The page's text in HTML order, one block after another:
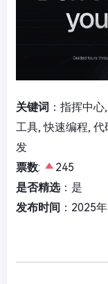
关键词 ：指挥中
工具, 快速编程,
发
票数:
245
是否精选：是
发布时间 ：2025